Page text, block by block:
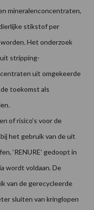
mineralenconcentraten,
stikstof per
Het onderzoek
stripping-
uit omgekeerde
toekomst als
of risico’s voor de
het gebruik van de uit
‘RENURE’ gedoopt in
wordt voldaan. De
van de gerecycleerde
sluiten van kringlopen